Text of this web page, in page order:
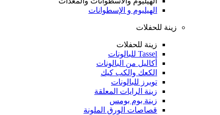
الهيليوم و الإسطوانات
زينة للحفلات
زينة للحفلات
Tassel للبالونات
أكاليل من البالونات
الكعك والكب كيك
توبرز للبالونات
زينة الرايات المعلقة
زينة بوم بومس
قصاصات الورق الملونة